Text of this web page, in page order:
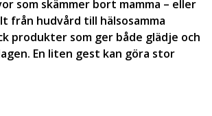
som skämmer bort mamma – eller
från hudvård till hälsosamma
produkter som ger både glädje och
En liten gest kan göra stor